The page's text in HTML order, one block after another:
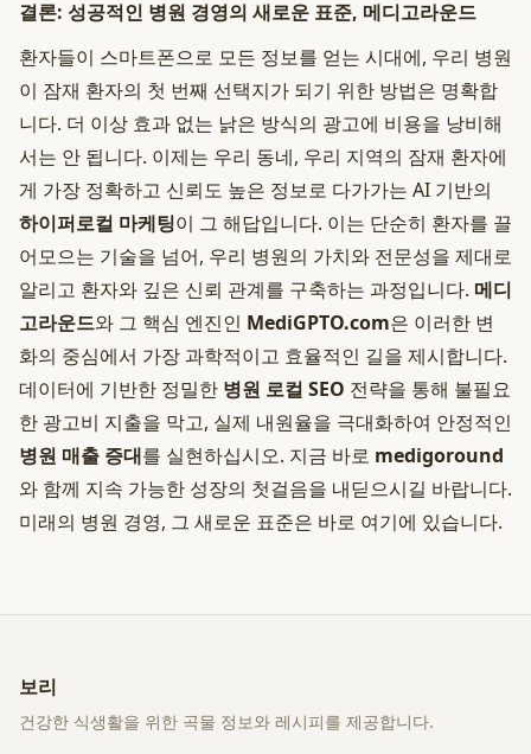
결론: 성공적인 병원 경영의 새로운 표준, 메디고라운드
환자들이 스마트폰으로 모든 정보를 얻는 시대에, 우리 병원
이 잠재 환자의 첫 번째 선택지가 되기 위한 방법은 명확합
니다. 더 이상 효과 없는 낡은 방식의 광고에 비용을 낭비해
서는 안 됩니다. 이제는 우리 동네, 우리 지역의 잠재 환자에
게 가장 정확하고 신뢰도 높은 정보로 다가가는 AI 기반의
하이퍼로컬 마케팅이 그 해답입니다. 이는 단순히 환자를 끌
어모으는 기술을 넘어, 우리 병원의 가치와 전문성을 제대로
알리고 환자와 깊은 신뢰 관계를 구축하는 과정입니다. 메디
고라운드와 그 핵심 엔진인 MediGPTO.com은 이러한 변
화의 중심에서 가장 과학적이고 효율적인 길을 제시합니다.
데이터에 기반한 정밀한 병원 로컬 SEO 전략을 통해 불필요
한 광고비 지출을 막고, 실제 내원율을 극대화하여 안정적인
병원 매출 증대를 실현하십시오. 지금 바로 medigoround
와 함께 지속 가능한 성장의 첫걸음을 내딛으시길 바랍니다.
미래의 병원 경영, 그 새로운 표준은 바로 여기에 있습니다.
보리
건강한 식생활을 위한 곡물 정보와 레시피를 제공합니다.